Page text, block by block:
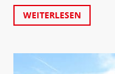
WEITERLESEN